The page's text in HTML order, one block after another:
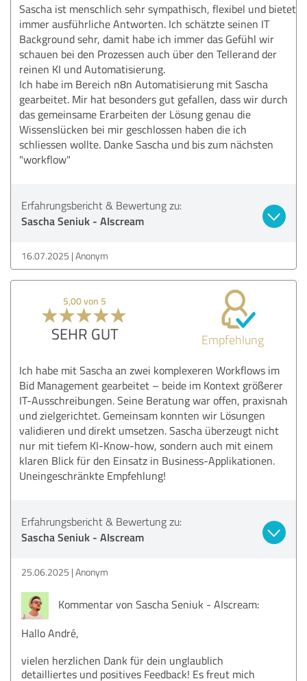
Sascha ist menschlich sehr sympathisch, flexibel und bietet
immer ausführliche Antworten. Ich schätzte seinen IT
Background sehr, damit habe ich immer das Gefühl wir
schauen bei den Prozessen auch über den Tellerand der
reinen KI und Automatisierung.
Ich habe im Bereich n8n Automatisierung mit Sascha
gearbeitet. Mir hat besonders gut gefallen, dass wir durch
das gemeinsame Erarbeiten der Lösung genau die
Wissenslücken bei mir geschlossen haben die ich
schliessen wollte. Danke Sascha und bis zum nächsten
"workflow"
Erfahrungsbericht & Bewertung zu:
Sascha Seniuk - AIscream
16.07.2025 Anonym
5,00 von 5
SEHR GUT Empfehlung
Ich habe mit Sascha an zwei komplexeren Workflows im
Bid Management gearbeitet – beide im Kontext größerer
IT-Ausschreibungen. Seine Beratung war offen, praxisnah
und zielgerichtet. Gemeinsam konnten wir Lösungen
validieren und direkt umsetzen. Sascha überzeugt nicht
nur mit tiefem KI-Know-how, sondern auch mit einem
klaren Blick für den Einsatz in Business-Applikationen.
Uneingeschränkte Empfehlung!
Erfahrungsbericht & Bewertung zu:
Sascha Seniuk - AIscream
25.06.2025 Anonym
Kommentar von Sascha Seniuk - AIscream:
Hallo André,
vielen herzlichen Dank für dein unglaublich
detailliertes und positives Feedback! Es freut mich